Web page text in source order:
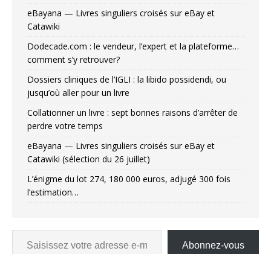
eBayana — Livres singuliers croisés sur eBay et
Catawiki
Dodecade.com : le vendeur, l’expert et la plateforme…
comment s’y retrouver?
Dossiers cliniques de l’IGLI : la libido possidendi, ou
jusqu’où aller pour un livre
Collationner un livre : sept bonnes raisons d’arrêter de
perdre votre temps
eBayana — Livres singuliers croisés sur eBay et
Catawiki (sélection du 26 juillet)
L’énigme du lot 274, 180 000 euros, adjugé 300 fois
l’estimation…
Abonnez-vous